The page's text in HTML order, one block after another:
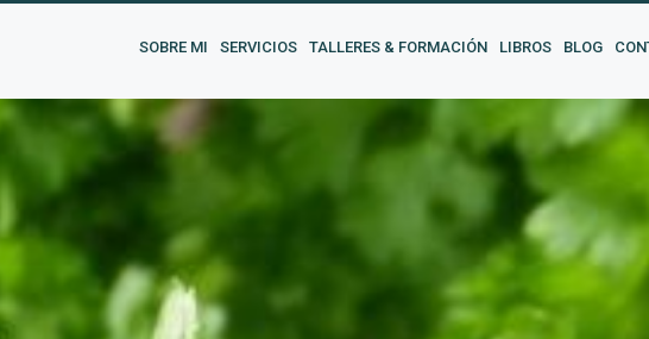
SOBRE MI SERVICIOS TALLERES & FORMACIÓN LIBROS BLOG